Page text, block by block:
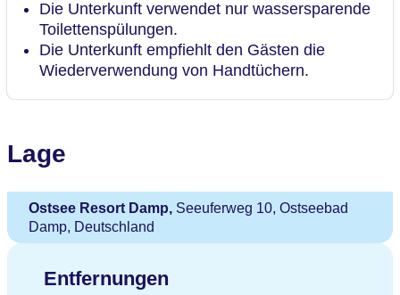
Die Unterkunft verwendet nur wassersparende
Toilettenspülungen.
Die Unterkunft empfiehlt den Gästen die
Wiederverwendung von Handtüchern.
Lage
Ostsee Resort Damp,Seeuferweg 10, Ostseebad
Damp, Deutschland
Entfernungen